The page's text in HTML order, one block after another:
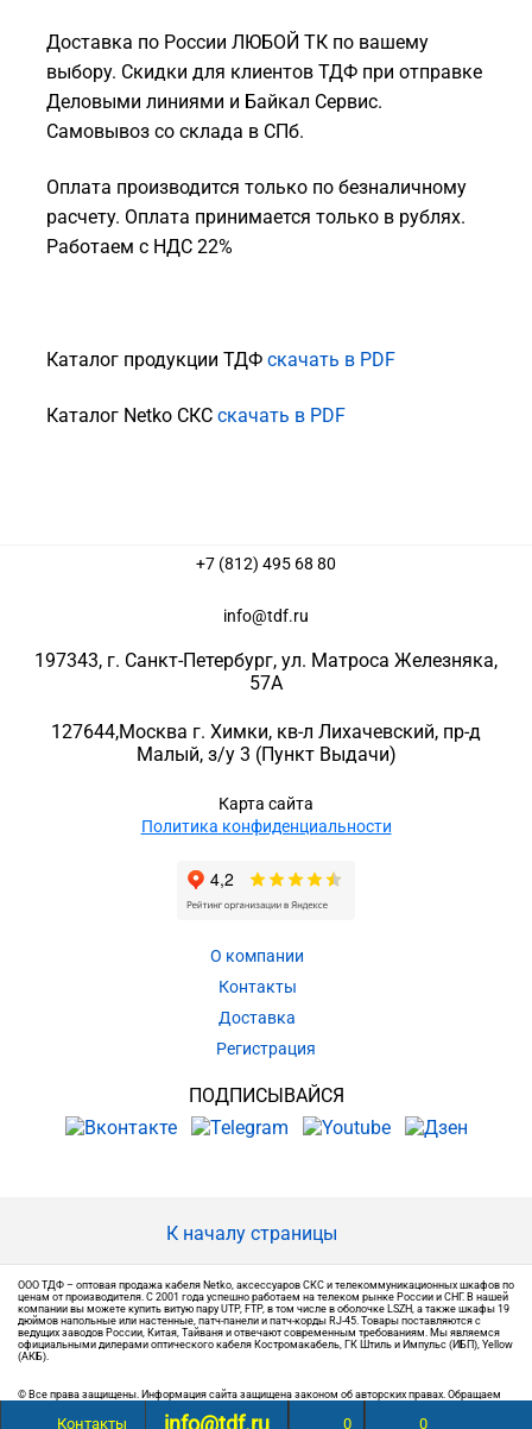
Контакты info@tdf.ru 0 0
Доставка по России ЛЮБОЙ ТК по вашему
выбору. Скидки для клиентов ТДФ при отправке
Деловыми линиями и Байкал Сервис.
Самовывоз со склада в СПб.
Оплата производится только по безналичному
расчету. Оплата принимается только в рублях.
Работаем с НДС 22%
Каталог продукции ТДФ скачать в PDF
Каталог Netko СКС скачать в PDF
+7 (812) 495 68 80
info@tdf.ru
197343, г. Санкт-Петербург, ул. Матроса Железняка,
57A
127644,Москва г. Химки, кв-л Лихачевский, пр-д
Малый, з/у 3 (Пункт Выдачи)
Карта сайта
Политика конфиденциальности
О компании
Контакты
Доставка
Регистрация
ПОДПИСЫВАЙСЯ
К началу страницы
ООО ТДФ – оптовая продажа кабеля Netko, аксессуаров СКС и телекоммуникационных шкафов по
ценам от производителя. С 2001 года успешно работаем на телеком рынке России и СНГ. В нашей
компании вы можете купить витую пару UTP, FTP, в том числе в оболочке LSZH, а также шкафы 19
дюймов напольные или настенные, патч-панели и патч-корды RJ-45. Товары поставляются с
ведущих заводов России, Китая, Тайваня и отвечают современным требованиям. Мы являемся
официальными дилерами оптического кабеля Костромакабель, ГК Штиль и Импульс (ИБП), Yellow
(АКБ).
© Все права защищены. Информация сайта защищена законом об авторских правах. Обращаем
характер и не является публичной офертой, определяемой положениями Статьи 437 (2) ГК РФ.